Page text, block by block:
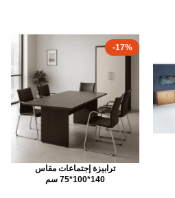
-17%
ترابيزة إجتماعات مقاس
140*100*75 سم